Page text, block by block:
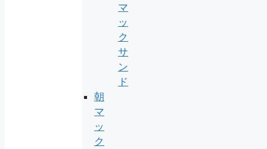
マ
ッ
ク
サ
ン
ド
朝
マ
ッ
ク